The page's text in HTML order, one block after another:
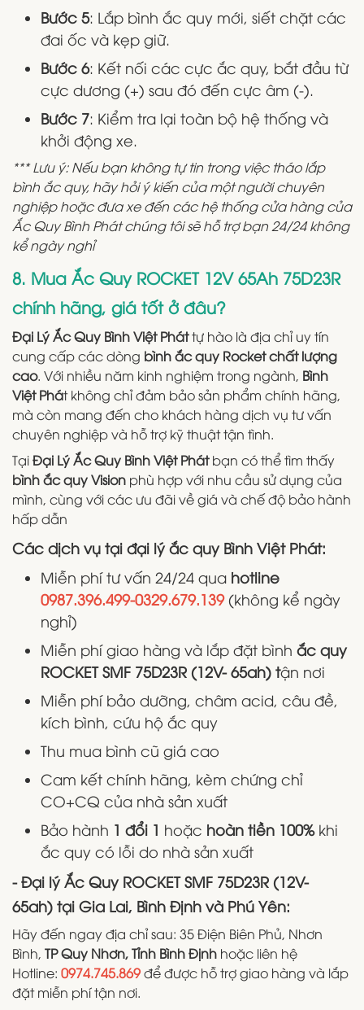
Bước 5: Lắp bình ắc quy mới, siết chặt các
đai ốc và kẹp giữ.
Bước 6: Kết nối các cực ắc quy, bắt đầu từ
cực dương (+) sau đó đến cực âm (-).
Bước 7: Kiểm tra lại toàn bộ hệ thống và
khởi động xe.
*** Lưu ý: Nếu bạn không tự tin trong việc tháo lắp
bình ắc quy, hãy hỏi ý kiến của một người chuyên
nghiệp hoặc đưa xe đến các hệ thống cửa hàng của
Ắc Quy Bình Phát chúng tôi sẽ hỗ trợ bạn 24/24 không
kể ngày nghỉ
8. Mua Ắc Quy ROCKET 12V 65Ah 75D23R
chính hãng, giá tốt ở đâu?
Đại Lý Ắc Quy Bình Việt Pháttự hào là địa chỉ uy tín
cung cấp các dòng bình ắc quy Rocket chất lượng
cao. Với nhiều năm kinh nghiệm trong ngành, Bình
Việt Phát không chỉ đảm bảo sản phẩm chính hãng,
mà còn mang đến cho khách hàng dịch vụ tư vấn
chuyên nghiệp và hỗ trợ kỹ thuật tận tình.
TạiĐại Lý Ắc Quy Bình Việt Phátbạn có thể tìm thấy
bình ắc quy Vision phù hợp với nhu cầu sử dụng của
mình, cùng với các ưu đãi về giá và chế độ bảo hành
hấp dẫn
Các dịch vụ tại đại lý ắc quy Bình Việt Phát:
Miễn phí tư vấn 24/24 qua hotline
0987.396.499-0329.679.139 (không kể ngày
nghỉ)
Miễn phí giao hàng và lắp đặt bình ắc quy
ROCKET SMF 75D23R (12V- 65ah) tận nơi
Miễn phí bảo dưỡng, châm acid, câu đề,
kích bình, cứu hộ ắc quy
Thu mua bình cũ giá cao
Cam kết chính hãng, kèm chứng chỉ
CO+CQ của nhà sản xuất
Bảo hành 1 đổi 1 hoặc hoàn tiền 100%khi
ắc quy có lỗi do nhà sản xuất
- Đại lý Ắc Quy ROCKET SMF 75D23R (12V-
65ah) tại Gia Lai, Bình Định và Phú Yên:
Hãy đến ngay địa chỉ sau: 35 Điện Biên Phủ, Nhơn
Bình, TP Quy Nhơn, Tỉnh Bình Định hoặc liên hệ
Hotline: 0974.745.869để được hỗ trợ giao hàng và lắp
đặt miễn phí tận nơi.